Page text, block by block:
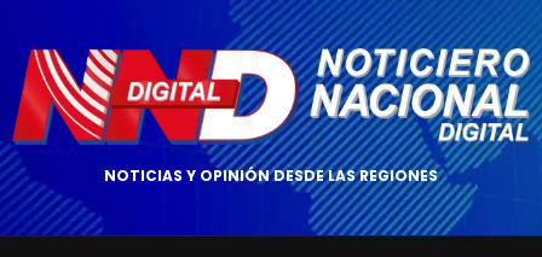
NOTICIAS Y OPINIÓN DESDE LAS REGIONES